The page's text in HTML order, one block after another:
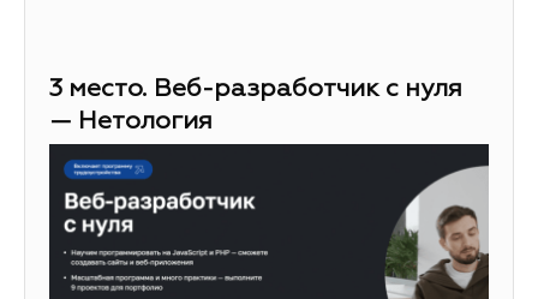
3 место. Веб-разработчик с нуля
— Нетология